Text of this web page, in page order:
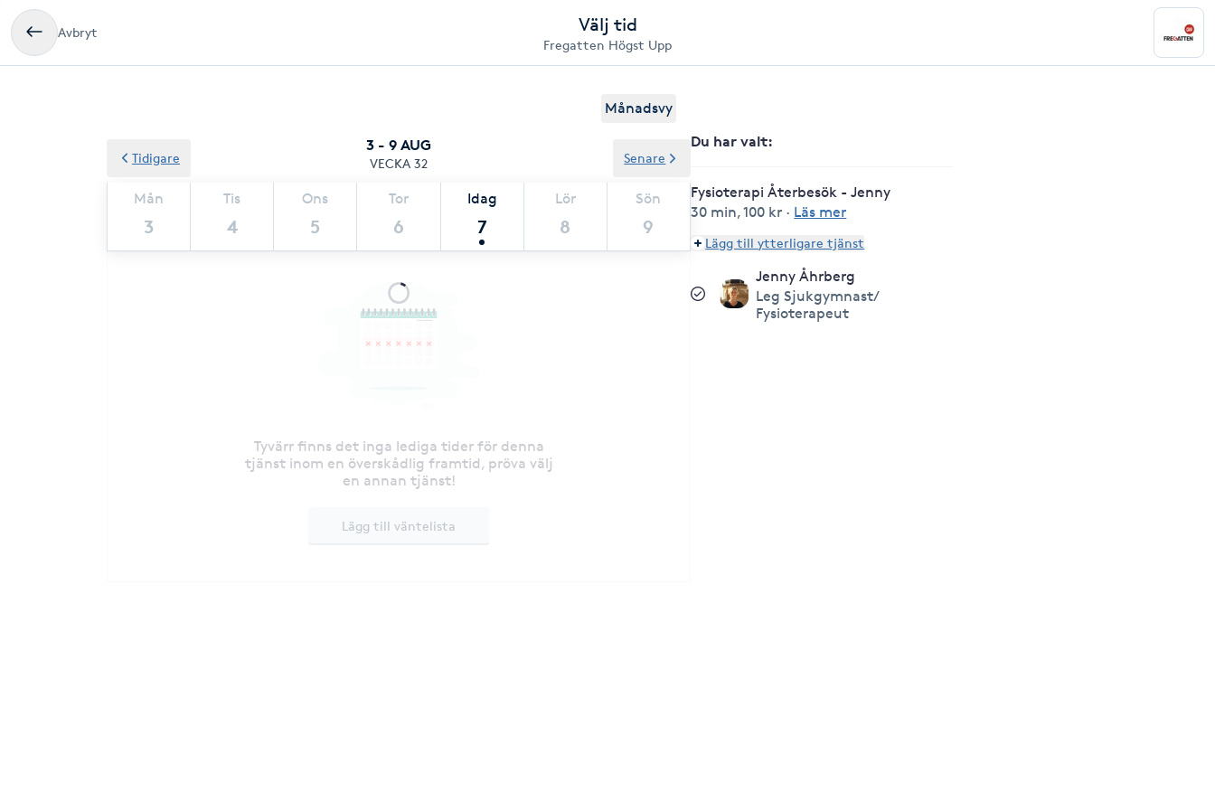
Avbryt Välj tid
Fregatten Högst Upp
Månadsvy
3 - 9 AUG
VECKA 32
Mån
3
Tis
4
Ons
5
Tor
6
Idag
7
Lör
8
Sön
9
Tidigare Senare
Tyvärr finns det inga lediga tider för denna
tjänst inom en överskådlig framtid, pröva välj
en annan tjänst!
Lägg till väntelista
Du har valt:
Fysioterapi Återbesök - Jenny
30 min,100 kr · Läs mer
Lägg till ytterligare tjänst
Jenny Åhrberg
Leg Sjukgymnast/
Fysioterapeut